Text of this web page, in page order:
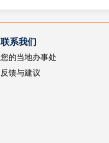
联系我们
您的当地办事处
反馈与建议